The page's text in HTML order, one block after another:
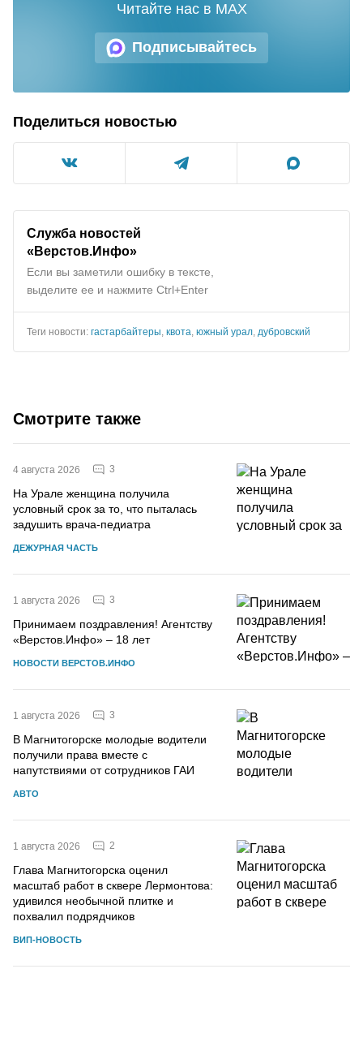
Подписывайтесь
Читайте нас в MAX
Поделиться новостью
Служба новостей
«Верстов.Инфо»
Если вы заметили ошибку в тексте,
выделите ее и нажмите Ctrl+Enter
Теги новости: гастарбайтеры квота южный урал дубровский
Смотрите также
4 августа 2026 3
На Урале женщина получила
условный срок за то, что пыталась
задушить врача-педиатра
ДЕЖУРНАЯ ЧАСТЬ
1 августа 2026 3
Принимаем поздравления! Агентству
«Верстов.Инфо» – 18 лет
НОВОСТИ ВЕРСТОВ.ИНФО
1 августа 2026 3
В Магнитогорске молодые водители
получили права вместе с
напутствиями от сотрудников ГАИ
АВТО
1 августа 2026 2
Глава Магнитогорска оценил
масштаб работ в сквере Лермонтова:
удивился необычной плитке и
похвалил подрядчиков
ВИП-НОВОСТЬ